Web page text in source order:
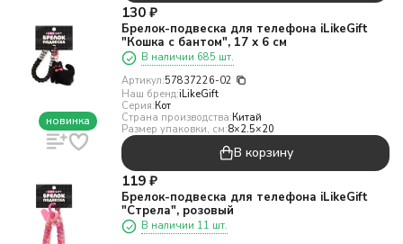
новинка
130 ₽
Брелок-подвеска для телефона iLikeGift
"Кошка с бантом", 17 х 6 см
В наличии 685 шт.
Артикул:57837226-02
Наш бренд:iLikeGift
Серия:Кот
Страна производства:Китай
Размер упаковки, см:8×2.5×20
В корзину
119 ₽
Брелок-подвеска для телефона iLikeGift
"Стрела", розовый
В наличии 11 шт.